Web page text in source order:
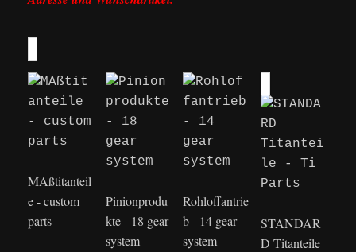
MAßtitanteil
e - custom
parts
Pinionprodu
kte - 18 gear
system
Rohloffantrie
b - 14 gear
system
STANDAR
D Titanteile